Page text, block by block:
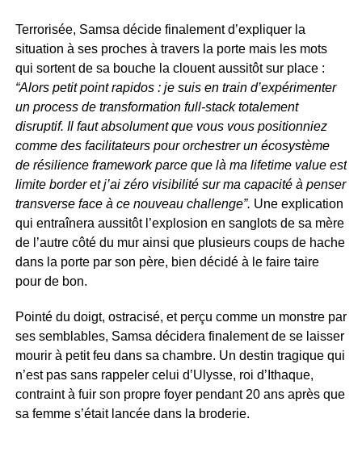
Terrorisée, Samsa décide finalement d’expliquer la
situation à ses proches à travers la porte mais les mots
qui sortent de sa bouche la clouent aussitôt sur place :
“Alors petit point rapidos : je suis en train d’expérimenter
un process de transformation full-stack totalement
disruptif. Il faut absolument que vous vous positionniez
comme des facilitateurs pour orchestrer un écosystème
de résilience framework parce que là ma lifetime value est
limite border et j’ai zéro visibilité sur ma capacité à penser
transverse face à ce nouveau challenge”. Une explication
qui entraînera aussitôt l’explosion en sanglots de sa mère
de l’autre côté du mur ainsi que plusieurs coups de hache
dans la porte par son père, bien décidé à le faire taire
pour de bon.
Pointé du doigt, ostracisé, et perçu comme un monstre par
ses semblables, Samsa décidera finalement de se laisser
mourir à petit feu dans sa chambre. Un destin tragique qui
n’est pas sans rappeler celui d’Ulysse, roi d’Ithaque,
contraint à fuir son propre foyer pendant 20 ans après que
sa femme s’était lancée dans la broderie.